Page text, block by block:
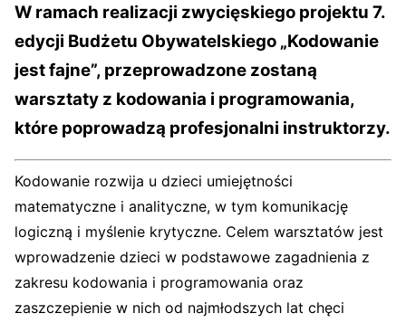
W ramach realizacji zwycięskiego projektu 7.
edycji Budżetu Obywatelskiego „Kodowanie
jest fajne”, przeprowadzone zostaną
warsztaty z kodowania i programowania,
które poprowadzą profesjonalni instruktorzy.
Kodowanie rozwija u dzieci umiejętności
matematyczne i analityczne, w tym komunikację
logiczną i myślenie krytyczne. Celem warsztatów jest
wprowadzenie dzieci w podstawowe zagadnienia z
zakresu kodowania i programowania oraz
zaszczepienie w nich od najmłodszych lat chęci